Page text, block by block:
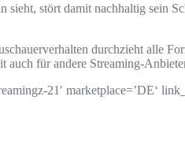
stört damit nachhaltig sein
durchzieht alle
auch für andere Streaming-
21′ marketplace=’DE‘